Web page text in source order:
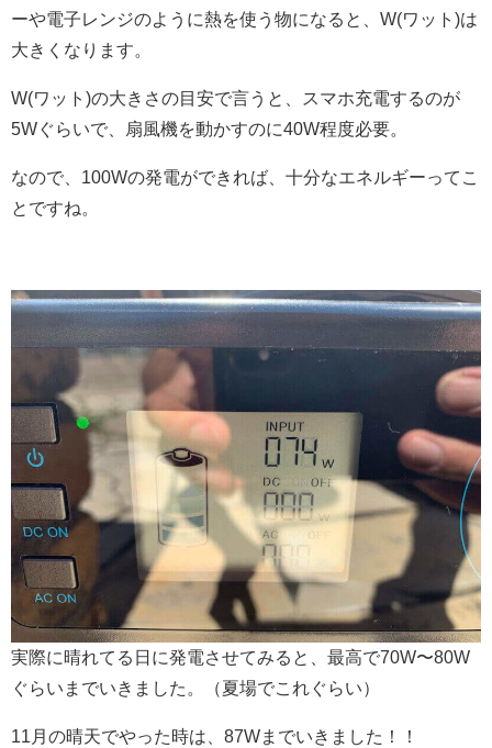
ーや電子レンジのように熱を使う物になると、W(ワット)は
大きくなります。
W(ワット)の大きさの目安で言うと、スマホ充電するのが
5Wぐらいで、扇風機を動かすのに40W程度必要。
なので、100Wの発電ができれば、十分なエネルギーってこ
とですね。
実際に晴れてる日に発電させてみると、最高で70W〜80W
ぐらいまでいきました。（夏場でこれぐらい）
11月の晴天でやった時は、87Wまでいきました！！